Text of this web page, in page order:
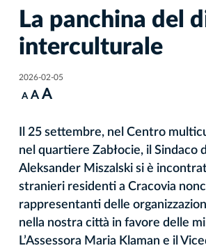
La panchina del
interculturale
2026-02-05
A A A
Il 25 settembre, nel Centro
nel quartiere Zabłocie, il Sindaco
Aleksander Miszalski si è
stranieri residenti a Cracovia
rappresentanti delle
nella nostra città in favore delle
L’Assessora Maria Klaman e il